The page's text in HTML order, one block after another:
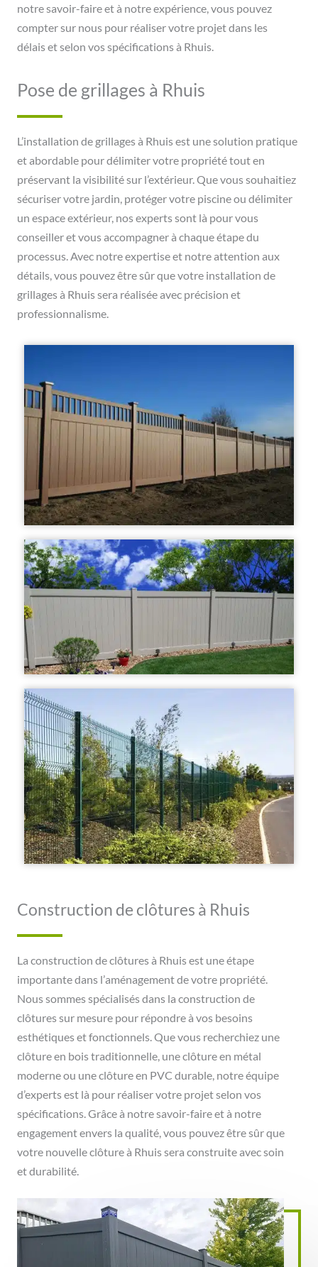
notre savoir-faire et à notre expérience, vous pouvez
compter sur nous pour réaliser votre projet dans les
délais et selon vos spécifications à Rhuis.
Pose de grillages à Rhuis
L’installation de grillages à Rhuis est une solution pratique
et abordable pour délimiter votre propriété tout en
préservant la visibilité sur l’extérieur. Que vous souhaitiez
sécuriser votre jardin, protéger votre piscine ou délimiter
un espace extérieur, nos experts sont là pour vous
conseiller et vous accompagner à chaque étape du
processus. Avec notre expertise et notre attention aux
détails, vous pouvez être sûr que votre installation de
grillages à Rhuis sera réalisée avec précision et
professionnalisme.
Construction de clôtures à Rhuis
La construction de clôtures à Rhuis est une étape
importante dans l’aménagement de votre propriété.
Nous sommes spécialisés dans la construction de
clôtures sur mesure pour répondre à vos besoins
esthétiques et fonctionnels. Que vous recherchiez une
clôture en bois traditionnelle, une clôture en métal
moderne ou une clôture en PVC durable, notre équipe
d’experts est là pour réaliser votre projet selon vos
spécifications. Grâce à notre savoir-faire et à notre
engagement envers la qualité, vous pouvez être sûr que
votre nouvelle clôture à Rhuis sera construite avec soin
et durabilité.